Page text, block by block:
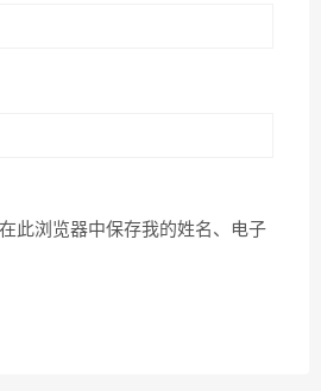
此浏览器中保存我的姓名、电子